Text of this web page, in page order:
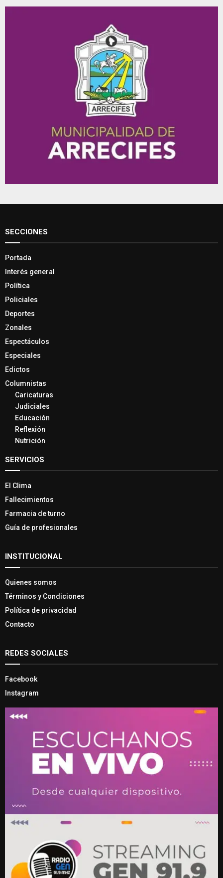
SECCIONES
Portada
Interés general
Política
Policiales
Deportes
Zonales
Espectáculos
Especiales
Edictos
Columnistas
Caricaturas
Judiciales
Educación
Reflexión
Nutrición
SERVICIOS
El Clima
Fallecimientos
Farmacia de turno
Guía de profesionales
INSTITUCIONAL
Quienes somos
Términos y Condiciones
Política de privacidad
Contacto
REDES SOCIALES
Facebook
Instagram